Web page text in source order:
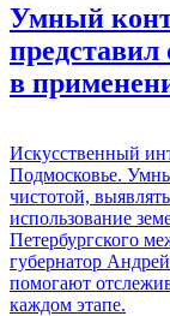
Умный
в
Искусственный
Подмосковье.
чистотой,
использование
Петербургского
губернатор
помогают
каждом этапе.